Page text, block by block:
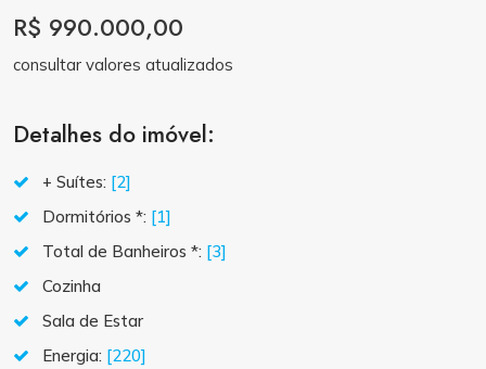
R$ 990.000,00
consultar valores atualizados
Detalhes do imóvel:
+ Suítes: [2]
Dormitórios *: [1]
Total de Banheiros *: [3]
Cozinha
Sala de Estar
Energia: [220]